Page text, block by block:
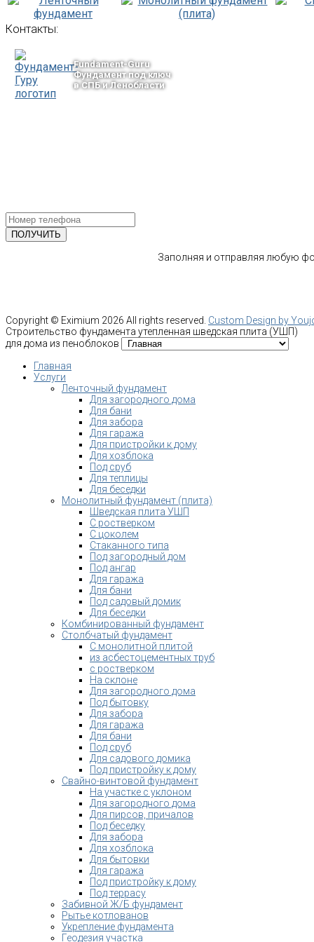
Контакты:
Fundament-Guru
Фундамент под ключ
в СПБ и Ленобласти
Заполняя и отправляя любую
Copyright © Eximium 2026 All rights reserved. Custom Design by
Строительство фундамента утепленная шведская плита (УШП)
для дома из пеноблоков
Главная
Услуги
Ленточный фундамент
Для загородного дома
Для бани
Для забора
Для гаража
Для пристройки к дому
Для хозблока
Под сруб
Для теплицы
Для беседки
Монолитный фундамент (плита)
Шведская плита УШП
С ростверком
С цоколем
Стаканного типа
Под загородный дом
Под ангар
Для гаража
Для бани
Под садовый домик
Для беседки
Комбинированный фундамент
Столбчатый фундамент
С монолитной плитой
из асбестоцементных труб
с ростверком
На склоне
Для загородного дома
Под бытовку
Для забора
Для гаража
Для бани
Под сруб
Для садового домика
Под пристройку к дому
Свайно-винтовой фундамент
На участке с уклоном
Для загородного дома
Для пирсов, причалов
Под беседку
Для забора
Для хозблока
Для бытовки
Для гаража
Под пристройку к дому
Под террасу
Забивной Ж/Б фундамент
Рытье котлованов
Укрепление фундамента
Геодезия участка